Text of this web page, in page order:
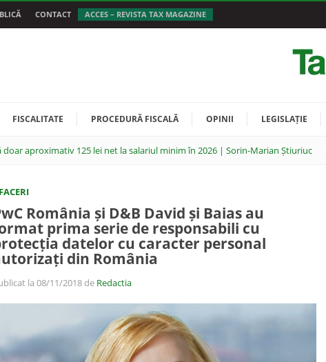
CONTACT ACCES – REVISTA TAX MAGAZINE
FISCALITATE PROCEDURĂ FISCALĂ OPINII LEGISLAȚIE
doar aproximativ 125 lei net la salariul minim în 2026 | Sorin-Marian Știuriuc
România și D&B David și Baias au
prima serie de responsabili cu
datelor cu caracter personal
din România
la 08/11/2018 de Redactia